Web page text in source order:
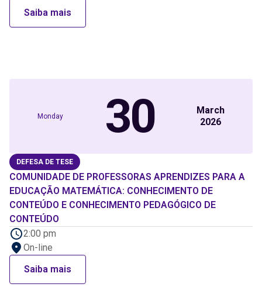
Saiba mais
Monday 30
March
2026
DEFESA DE TESE
COMUNIDADE DE PROFESSORAS APRENDIZES PARA A
EDUCAÇÃO MATEMÁTICA: CONHECIMENTO DE
CONTEÚDO E CONHECIMENTO PEDAGÓGICO DE
CONTEÚDO
2:00 pm
On-line
Saiba mais